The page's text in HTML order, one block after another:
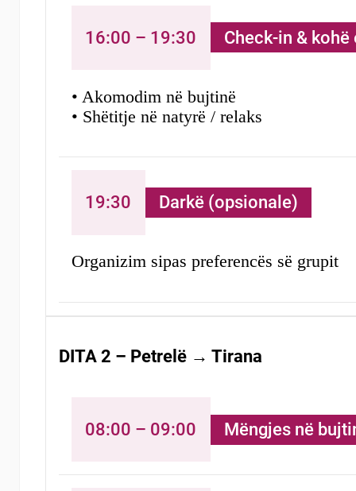
16:00 – 19:30 Check-in &
• Akomodim në bujtinë
• Shëtitje në natyrë / relaks
19:30 Darkë (opsionale)
Organizim sipas preferencës së grupit
DITA 2 – Petrelë → Tirana
08:00 – 09:00 Mëngjes në